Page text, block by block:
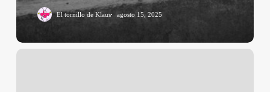
El tornillo de Klaus agosto 15, 2025
Suburbicón